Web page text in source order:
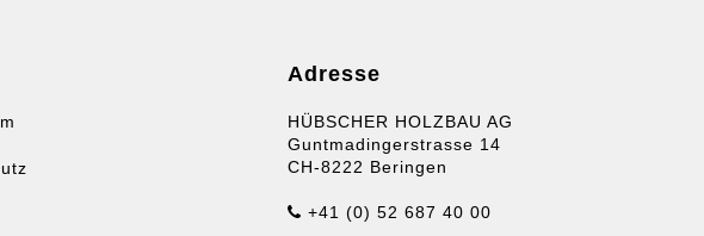
Adresse
HÜBSCHER HOLZBAU AG
Guntmadingerstrasse 14
CH-8222 Beringen
+41 (0) 52 687 40 00